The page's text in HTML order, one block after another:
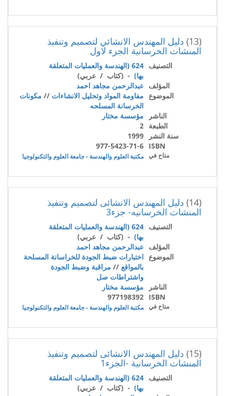
(13) دليل المهندس الانشائي لتصميم وتنفيذ
المنشات الخرسانية الجزء لاول
التصنيف
624 (الهندسة والعمليات المتعلقة
بها) - (كتاب / عربي)
المؤلف عبدالرحمن مجاهد احمد
الموضوع مفاومة المواد وتحليل الانشاءات // مكونات
الخرسانة المسلحه
الناشر
مؤسسة مختار
الطبعة 2
سنة النشر
1999
ISBN
977-5423-71-6
متاح في مكتبة العلوم والهندسة - جامعة العلوم والتكنولوجيا
(14) دليل المهندس الانشائى لتصميم وتنفيذ
المنشات الخرسانيه- جزء3
التصنيف
624 (الهندسة والعمليات المتعلقة
بها) - (كتاب / عربي)
المؤلف عبدالرحمن مجاهد احمد
الموضوع اختبارات ضبط الجودة للخراسانة المسلحة
بالمواقع // مراقبة وضبط الجودة
واشتراطات صل
الناشر
مؤسسة مختار
ISBN
977198392
متاح في مكتبة العلوم والهندسة - جامعة العلوم والتكنولوجيا
(15) دليل المهندس الانشائى لتصميم وتنفيذ
المنشات الخرسانية -الجزء1
التصنيف
624 (الهندسة والعمليات المتعلقة
بها) - (كتاب / عربي)